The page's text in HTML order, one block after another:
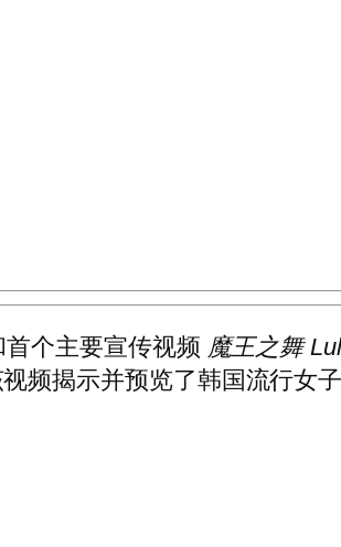
个主要宣传视频 魔王之舞
频揭示并预览了韩国流行女